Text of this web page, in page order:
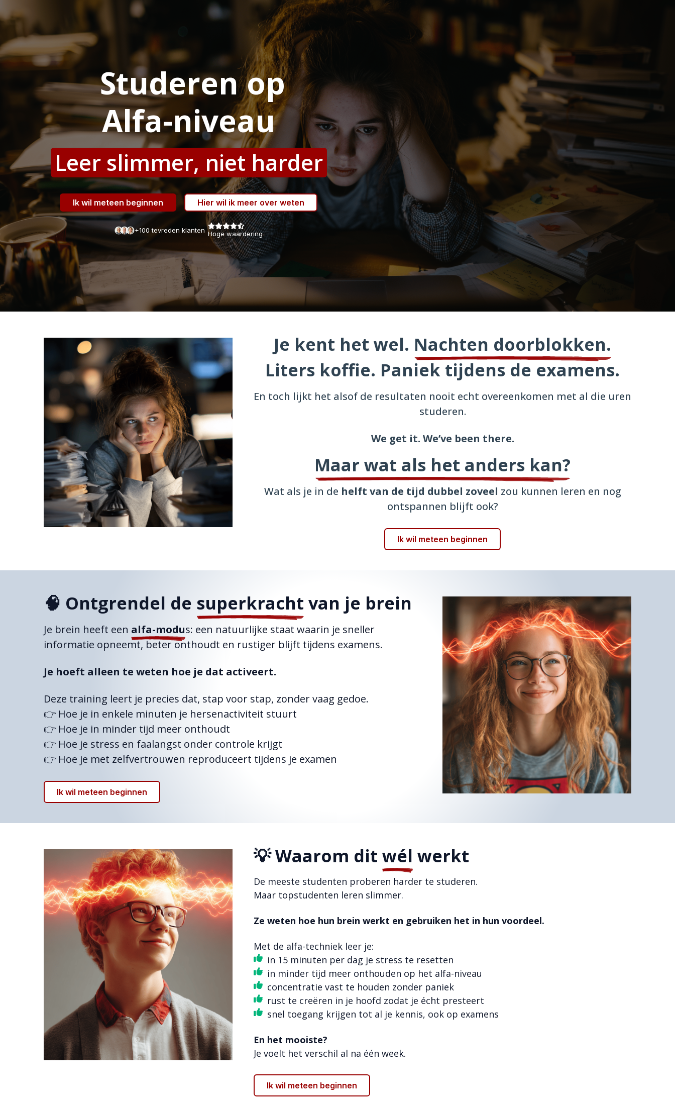
Studeren op
Alfa-niveau
Leer slimmer, niet harder
Ik wil meteen beginnen Hier wil ik meer over weten
+100 tevreden klanten Hoge waardering
Je kent het wel. Nachten doorblokken.
Liters koffie. Paniek tijdens de examens.
En toch lijkt het alsof de resultaten nooit echt overeenkomen met al die uren
studeren.
We get it. We’ve been there.
Maar wat als het anders kan?
Wat als je in de helft van de tijd dubbel zoveel zou kunnen leren en nog
ontspannen blijft ook?
Ik wil meteen beginnen
🧠 Ontgrendel de superkracht van je brein
Je brein heeft een alfa-modus: een natuurlijke staat waarin je sneller
informatie opneemt, beter onthoudt en rustiger blijft tijdens examens.
Je hoeft alleen te weten hoe je dat activeert.
Deze training leert je precies dat, stap voor stap, zonder vaag gedoe.
👉 Hoe je in enkele minuten je hersenactiviteit stuurt
👉 Hoe je in minder tijd meer onthoudt
👉 Hoe je stress en faalangst onder controle krijgt
👉 Hoe je met zelfvertrouwen reproduceert tijdens je examen
Ik wil meteen beginnen
💡 Waarom dit wél werkt
De meeste studenten proberen harder te studeren.
Maar topstudenten leren slimmer.
Ze weten hoe hun brein werkt en gebruiken het in hun voordeel.
Met de alfa-techniek leer je:
in 15 minuten per dag je stress te resetten
in minder tijd meer onthouden op het alfa-niveau
concentratie vast te houden zonder paniek
rust te creëren in je hoofd zodat je écht presteert
snel toegang krijgen tot al je kennis, ook op examens
En het mooiste?
Je voelt het verschil al na één week.
Ik wil meteen beginnen